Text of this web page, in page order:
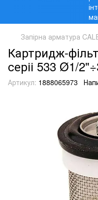
Запірна арматура
Картридж-
серіі 533 Ø1/
Артикул: 1888065973